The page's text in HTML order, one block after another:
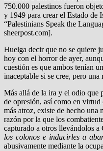
750.000 palestinos fueron
y 1949 para crear el Estado de
“Palestinians Speak the
sheerpost.com].
Huelga decir que no se quiere
hoy con el horror de ayer,
cuestión es que ambos tenían
inaceptable si se cree, pero
Más allá de la ira y el odio que
de opresión, así como en
más atroz, existe de hecho
razón por la que los
capturado a otros llevándolos a
los colonos e inducirles a
abusivamente mediante la